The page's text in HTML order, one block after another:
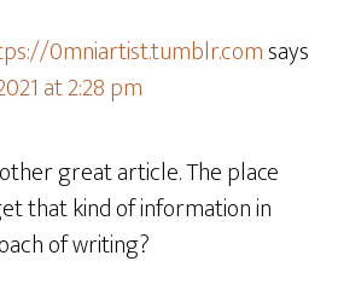
0mniartist.tumblr.comsays
at 2:28 pm
great article. The place
that kind of information in
of writing?